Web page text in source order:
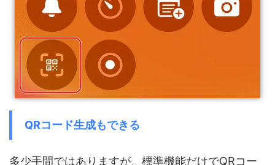
QRコード生成もできる
多少手間ではありますが、標準機能だけでQRコー